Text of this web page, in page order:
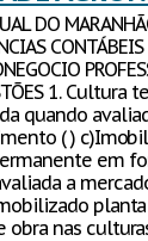
DO
1. Cultura
quando
( )
em
a
obra nas